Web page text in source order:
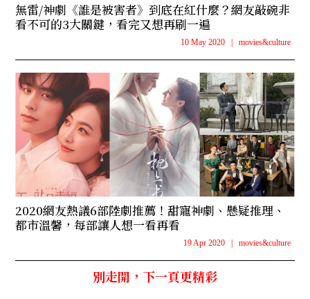
無雷/神劇《誰是被害者》到底在紅什麼？網友敲碗非
看不可的3大關鍵，看完又想再刷一遍
10 May 2020 movies&culture
2020網友熱議6部陸劇推薦！甜寵神劇、懸疑推理、
都市溫馨，每部讓人想一看再看
19 Apr 2020 movies&culture
別走開，下一頁更精彩